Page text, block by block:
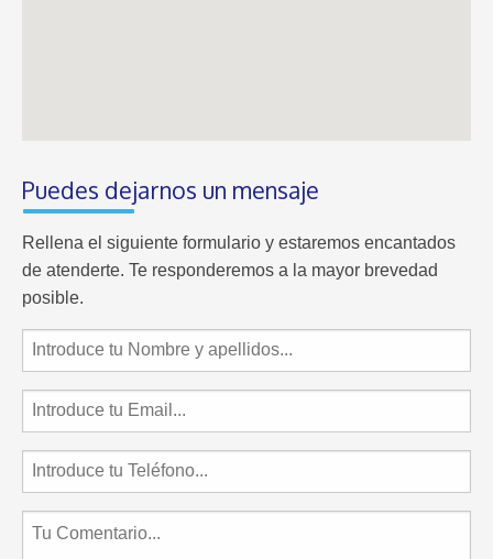
Puedes dejarnos un mensaje
Rellena el siguiente formulario y estaremos encantados
de atenderte. Te responderemos a la mayor brevedad
posible.